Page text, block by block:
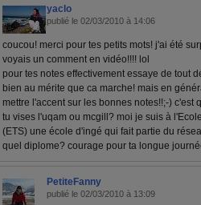
yaclo
publié le 02/03/2010 à 14:06
coucou! merci pour tes petits mots! j'ai été
voyais un comment en vidéo!!!! lol
pour tes notes effectivement essaye de tout
bien au mérite que ca marche! mais en
mettre l'accent sur les bonnes notes!!;-) c'est
tu vises l'uqam ou mcgill? moi je suis à
(ETS) une école d'ingé qui fait partie du
quel diplome? courage pour ta longue
PetiteFanny
publié le 02/03/2010 à 13:09